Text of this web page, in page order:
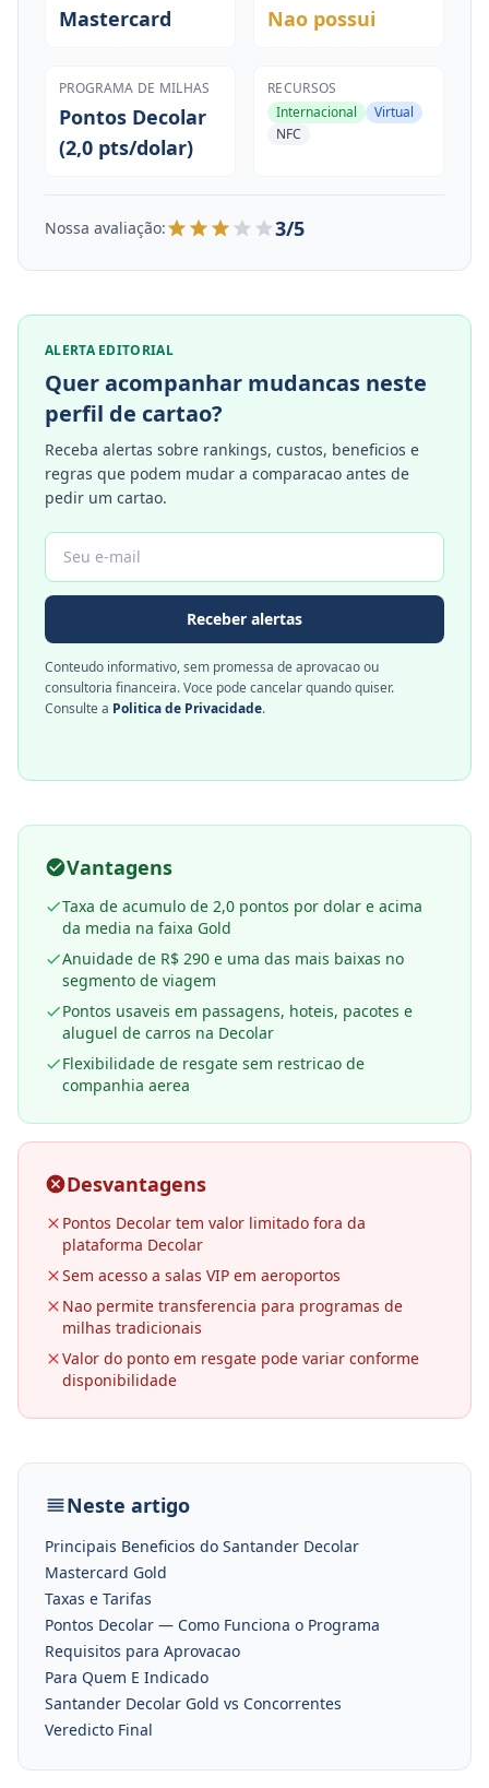
Mastercard Nao possui
PROGRAMA DE MILHAS
Pontos Decolar
(2,0 pts/dolar)
RECURSOS
Internacional
Virtual
NFC
Nossa avaliação: 3/5
ALERTA EDITORIAL
Quer acompanhar mudancas neste
perfil de cartao?
Receba alertas sobre rankings, custos, beneficios e
regras que podem mudar a comparacao antes de
pedir um cartao.
Receber alertas
Conteudo informativo, sem promessa de aprovacao ou
consultoria financeira. Voce pode cancelar quando quiser.
Consulte a Politica de Privacidade.
Vantagens
Taxa de acumulo de 2,0 pontos por dolar e acima
da media na faixa Gold
Anuidade de R$ 290 e uma das mais baixas no
segmento de viagem
Pontos usaveis em passagens, hoteis, pacotes e
aluguel de carros na Decolar
Flexibilidade de resgate sem restricao de
companhia aerea
Desvantagens
Pontos Decolar tem valor limitado fora da
plataforma Decolar
Sem acesso a salas VIP em aeroportos
Nao permite transferencia para programas de
milhas tradicionais
Valor do ponto em resgate pode variar conforme
disponibilidade
Neste artigo
Principais Beneficios do Santander Decolar
Mastercard Gold
Taxas e Tarifas
Pontos Decolar — Como Funciona o Programa
Requisitos para Aprovacao
Para Quem E Indicado
Santander Decolar Gold vs Concorrentes
Veredicto Final